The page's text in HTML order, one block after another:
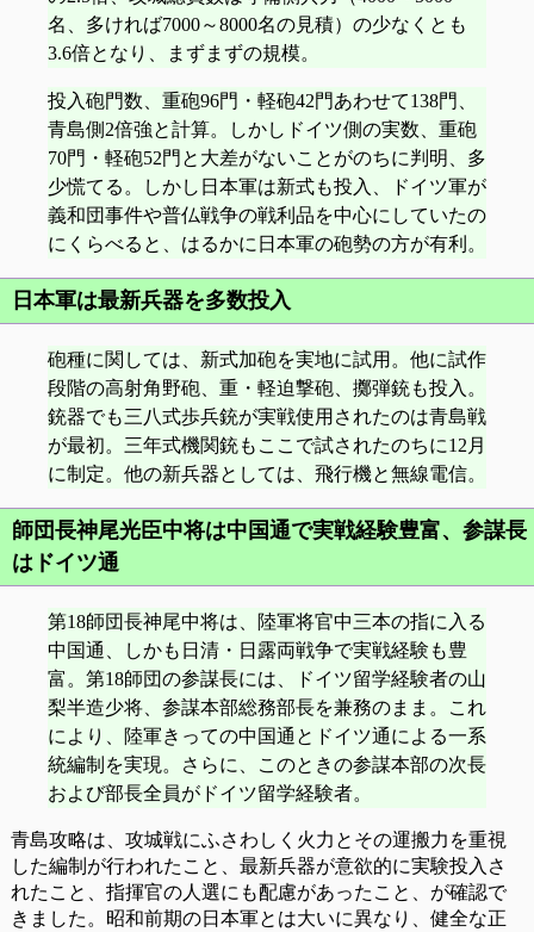
名、多ければ7000～8000名の見積）の少なくとも
3.6倍となり、まずまずの規模。
投入砲門数、重砲96門・軽砲42門あわせて138門、
青島側2倍強と計算。しかしドイツ側の実数、重砲
70門・軽砲52門と大差がないことがのちに判明、多
少慌てる。しかし日本軍は新式も投入、ドイツ軍が
義和団事件や普仏戦争の戦利品を中心にしていたの
にくらべると、はるかに日本軍の砲勢の方が有利。
日本軍は最新兵器を多数投入
砲種に関しては、新式加砲を実地に試用。他に試作
段階の高射角野砲、重・軽迫撃砲、擲弾銃も投入。
銃器でも三八式歩兵銃が実戦使用されたのは青島戦
が最初。三年式機関銃もここで試されたのちに12月
に制定。他の新兵器としては、飛行機と無線電信。
師団長神尾光臣中将は中国通で実戦経験豊富、参謀長
はドイツ通
第18師団長神尾中将は、陸軍将官中三本の指に入る
中国通、しかも日清・日露両戦争で実戦経験も豊
富。第18師団の参謀長には、ドイツ留学経験者の山
梨半造少将、参謀本部総務部長を兼務のまま。これ
により、陸軍きっての中国通とドイツ通による一系
統編制を実現。さらに、このときの参謀本部の次長
および部長全員がドイツ留学経験者。
青島攻略は、攻城戦にふさわしく火力とその運搬力を重視
した編制が行われたこと、最新兵器が意欲的に実験投入さ
れたこと、指揮官の人選にも配慮があったこと、が確認で
きました。昭和前期の日本軍とは大いに異なり、健全な正